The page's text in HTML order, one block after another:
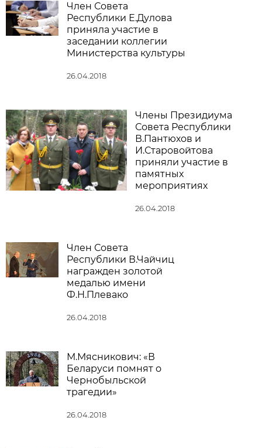
Член Совета
Республики Е.Дулова
приняла участие в
заседании коллегии
Министерства культуры
26.04.2018
Члены Президиума
Совета Республики
В.Пантюхов и
И.Старовойтова
приняли участие в
памятных
мероприятиях
26.04.2018
Член Совета
Республики В.Чайчиц
награжден золотой
медалью имени
Ф.Н.Плевако
26.04.2018
М.Мясникович: «В
Беларуси помнят о
Чернобыльской
трагедии»
26.04.2018